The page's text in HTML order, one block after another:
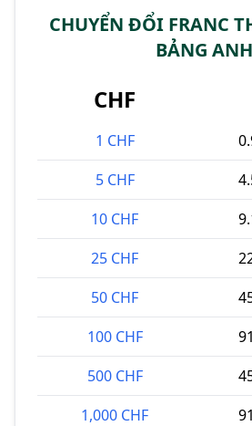
CHUYỂN ĐỔI FRANC
BẢNG ANH
CHF
1 CHF
5 CHF
10 CHF
25 CHF
50 CHF
100 CHF
500 CHF
1,000 CHF